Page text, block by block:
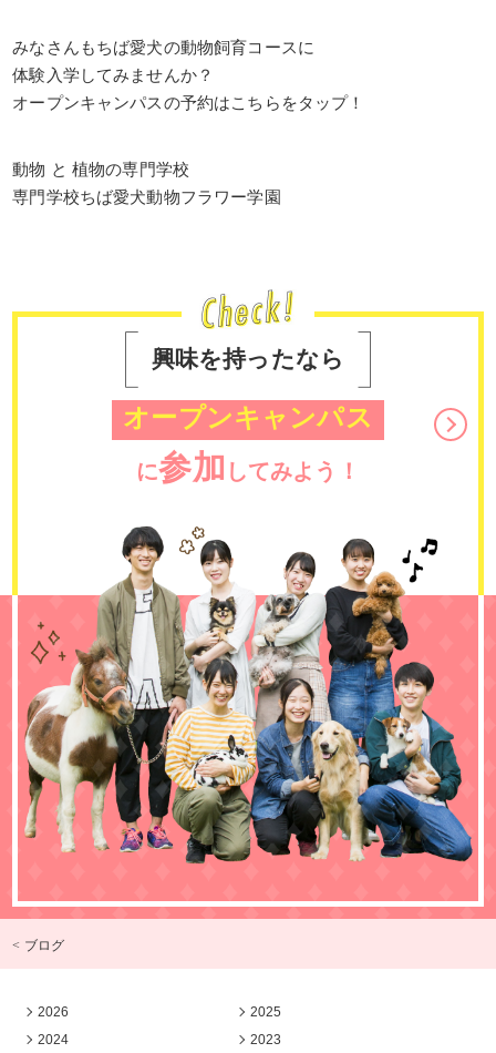
みなさんもちば愛犬の動物飼育コースに
体験入学してみませんか？
オープンキャンパスの予約はこちらをタップ！
動物 と 植物の専門学校
専門学校ちば愛犬動物フラワー学園
興味を持ったなら
オープンキャンパス
に参加 してみよう！
< ブログ
2026
2025
2024
2023